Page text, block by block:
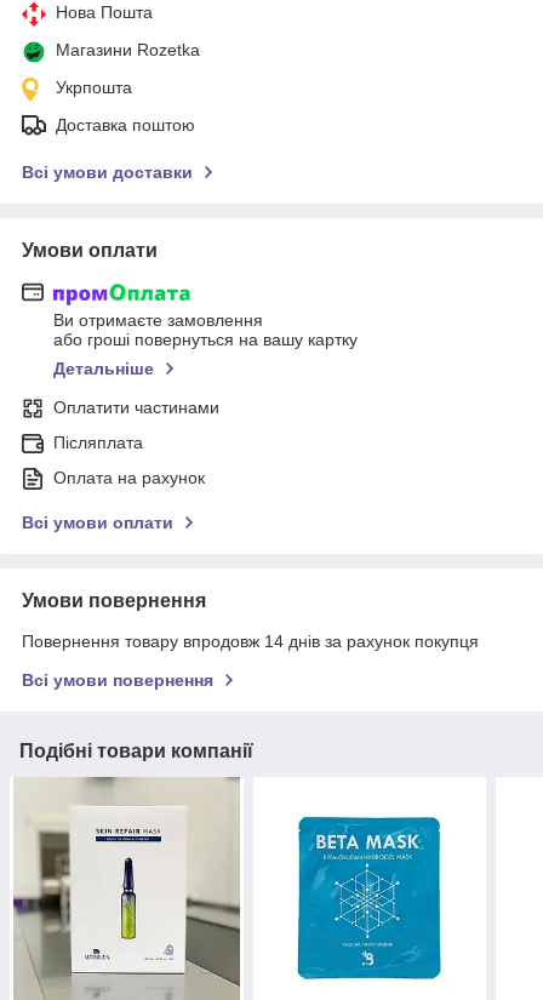
Нова Пошта
Магазини Rozetka
Укрпошта
Доставка поштою
Всі умови доставки
Умови оплати
Ви отримаєте замовлення
або гроші повернуться на вашу картку
Детальніше
Оплатити частинами
Післяплата
Оплата на рахунок
Всі умови оплати
Умови повернення
Повернення товару впродовж 14 днів за рахунок покупця
Всі умови повернення
Подібні товари компанії